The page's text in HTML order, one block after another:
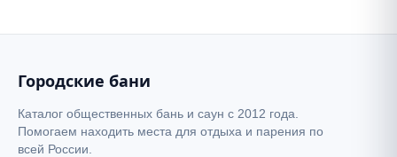
Городские бани
Каталог общественных бань и саун с 2012 года.
Помогаем находить места для отдыха и парения по
всей России.